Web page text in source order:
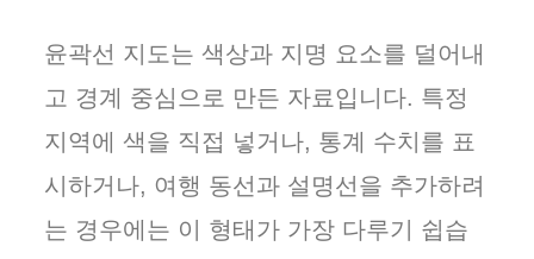
윤곽선 지도는 색상과 지명 요소를 덜어내
고 경계 중심으로 만든 자료입니다. 특정
지역에 색을 직접 넣거나, 통계 수치를 표
시하거나, 여행 동선과 설명선을 추가하려
는 경우에는 이 형태가 가장 다루기 쉽습